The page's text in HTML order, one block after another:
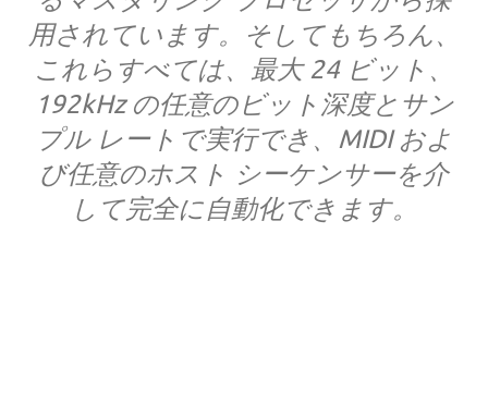
用されています。そしてもちろん、
これらすべては、最大 24 ビット、
192kHz の任意のビット深度とサン
プル レートで実行でき、MIDI およ
び任意のホスト シーケンサーを介
して完全に自動化できます。